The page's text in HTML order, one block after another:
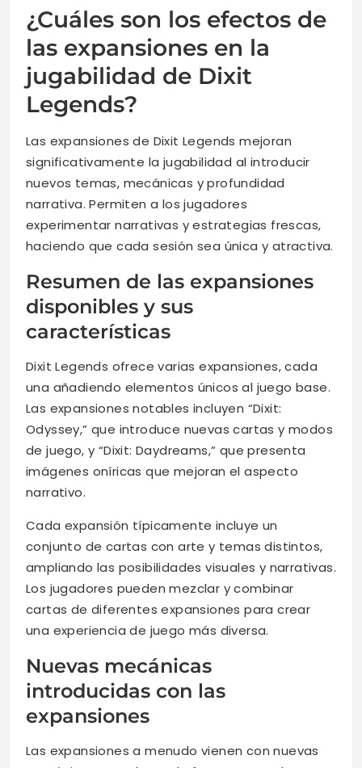
¿Cuáles son los efectos de
las expansiones en la
jugabilidad de Dixit
Legends?
Las expansiones de Dixit Legends mejoran
significativamente la jugabilidad al introducir
nuevos temas, mecánicas y profundidad
narrativa. Permiten a los jugadores
experimentar narrativas y estrategias frescas,
haciendo que cada sesión sea única y atractiva.
Resumen de las expansiones
disponibles y sus
características
Dixit Legends ofrece varias expansiones, cada
una añadiendo elementos únicos al juego base.
Las expansiones notables incluyen “Dixit:
Odyssey,” que introduce nuevas cartas y modos
de juego, y “Dixit: Daydreams,” que presenta
imágenes oníricas que mejoran el aspecto
narrativo.
Cada expansión típicamente incluye un
conjunto de cartas con arte y temas distintos,
ampliando las posibilidades visuales y narrativas.
Los jugadores pueden mezclar y combinar
cartas de diferentes expansiones para crear
una experiencia de juego más diversa.
Nuevas mecánicas
introducidas con las
expansiones
Las expansiones a menudo vienen con nuevas